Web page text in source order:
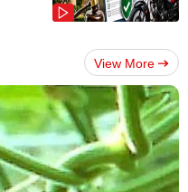
View More